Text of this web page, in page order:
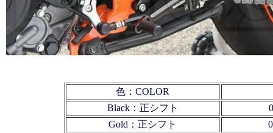
色：COLOR
Black：正シフト
Gold ：正シフト